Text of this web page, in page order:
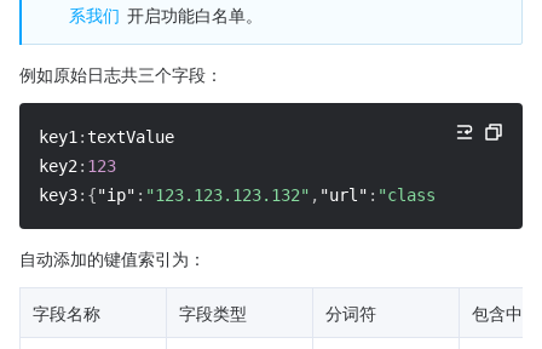
系我们 开启功能白名单。
例如原始日志共三个字段：
key1: textValue
key2: 123
key3: {"ip" : "123.123.123.132" , "url" : "class/132.html"
自动添加的键值索引为：
字段名称 字段类型 分词符 包含中文